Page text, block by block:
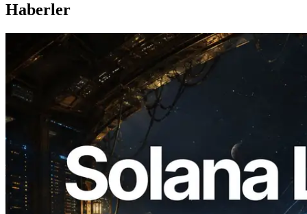
Haberler
2026.08.05